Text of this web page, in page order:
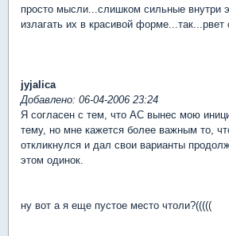
просто мысли...слишком сильные внутри
излагать их в красивой форме...так...рвет
jyjalica
Добавлено: 06-04-2006 23:24
Я согласен с тем, что АС вынес мою
тему, но мне кажется более важным то,
откликнулся и дал свои варианты
этом одинок.
ну вот а я еще пустое место чтоли?(((((